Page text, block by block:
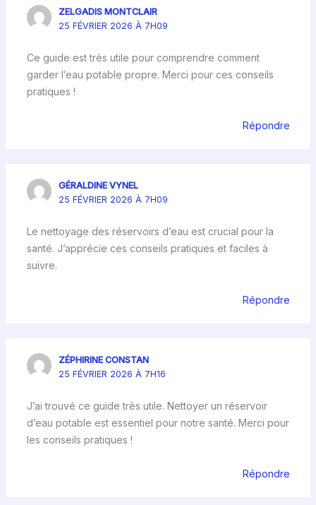
ZELGADIS MONTCLAIR
25 FÉVRIER 2026 À 7H09
Ce guide est très utile pour comprendre comment
garder l’eau potable propre. Merci pour ces conseils
pratiques !
Répondre
GÉRALDINE VYNEL
25 FÉVRIER 2026 À 7H09
Le nettoyage des réservoirs d’eau est crucial pour la
santé. J’apprécie ces conseils pratiques et faciles à
suivre.
Répondre
ZÉPHIRINE CONSTAN
25 FÉVRIER 2026 À 7H16
J’ai trouvé ce guide très utile. Nettoyer un réservoir
d’eau potable est essentiel pour notre santé. Merci pour
les conseils pratiques !
Répondre